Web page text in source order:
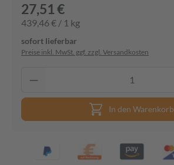
27,51 €
439,46 € / 1 kg
sofort lieferbar
Preise inkl. MwSt. ggf. zzgl. Versandkosten
In den Warenkorb